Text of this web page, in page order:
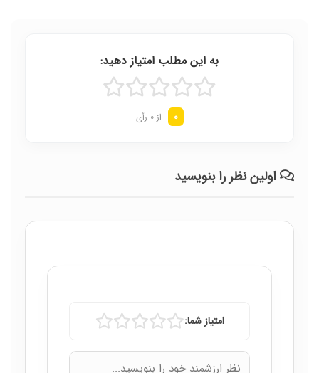
به این مطلب امتیاز دهید:
0 از 0 رأی
اولین نظر را بنویسید
امتیاز شما: